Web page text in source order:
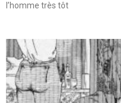
l’homme très tôt